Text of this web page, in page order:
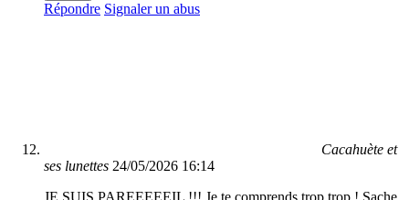
Répondre Signaler un abus
Cacahuète et
ses lunettes 24/05/2026 16:14
JE SUIS PAREEEEEIL !!! Je te comprends trop trop ! Sache